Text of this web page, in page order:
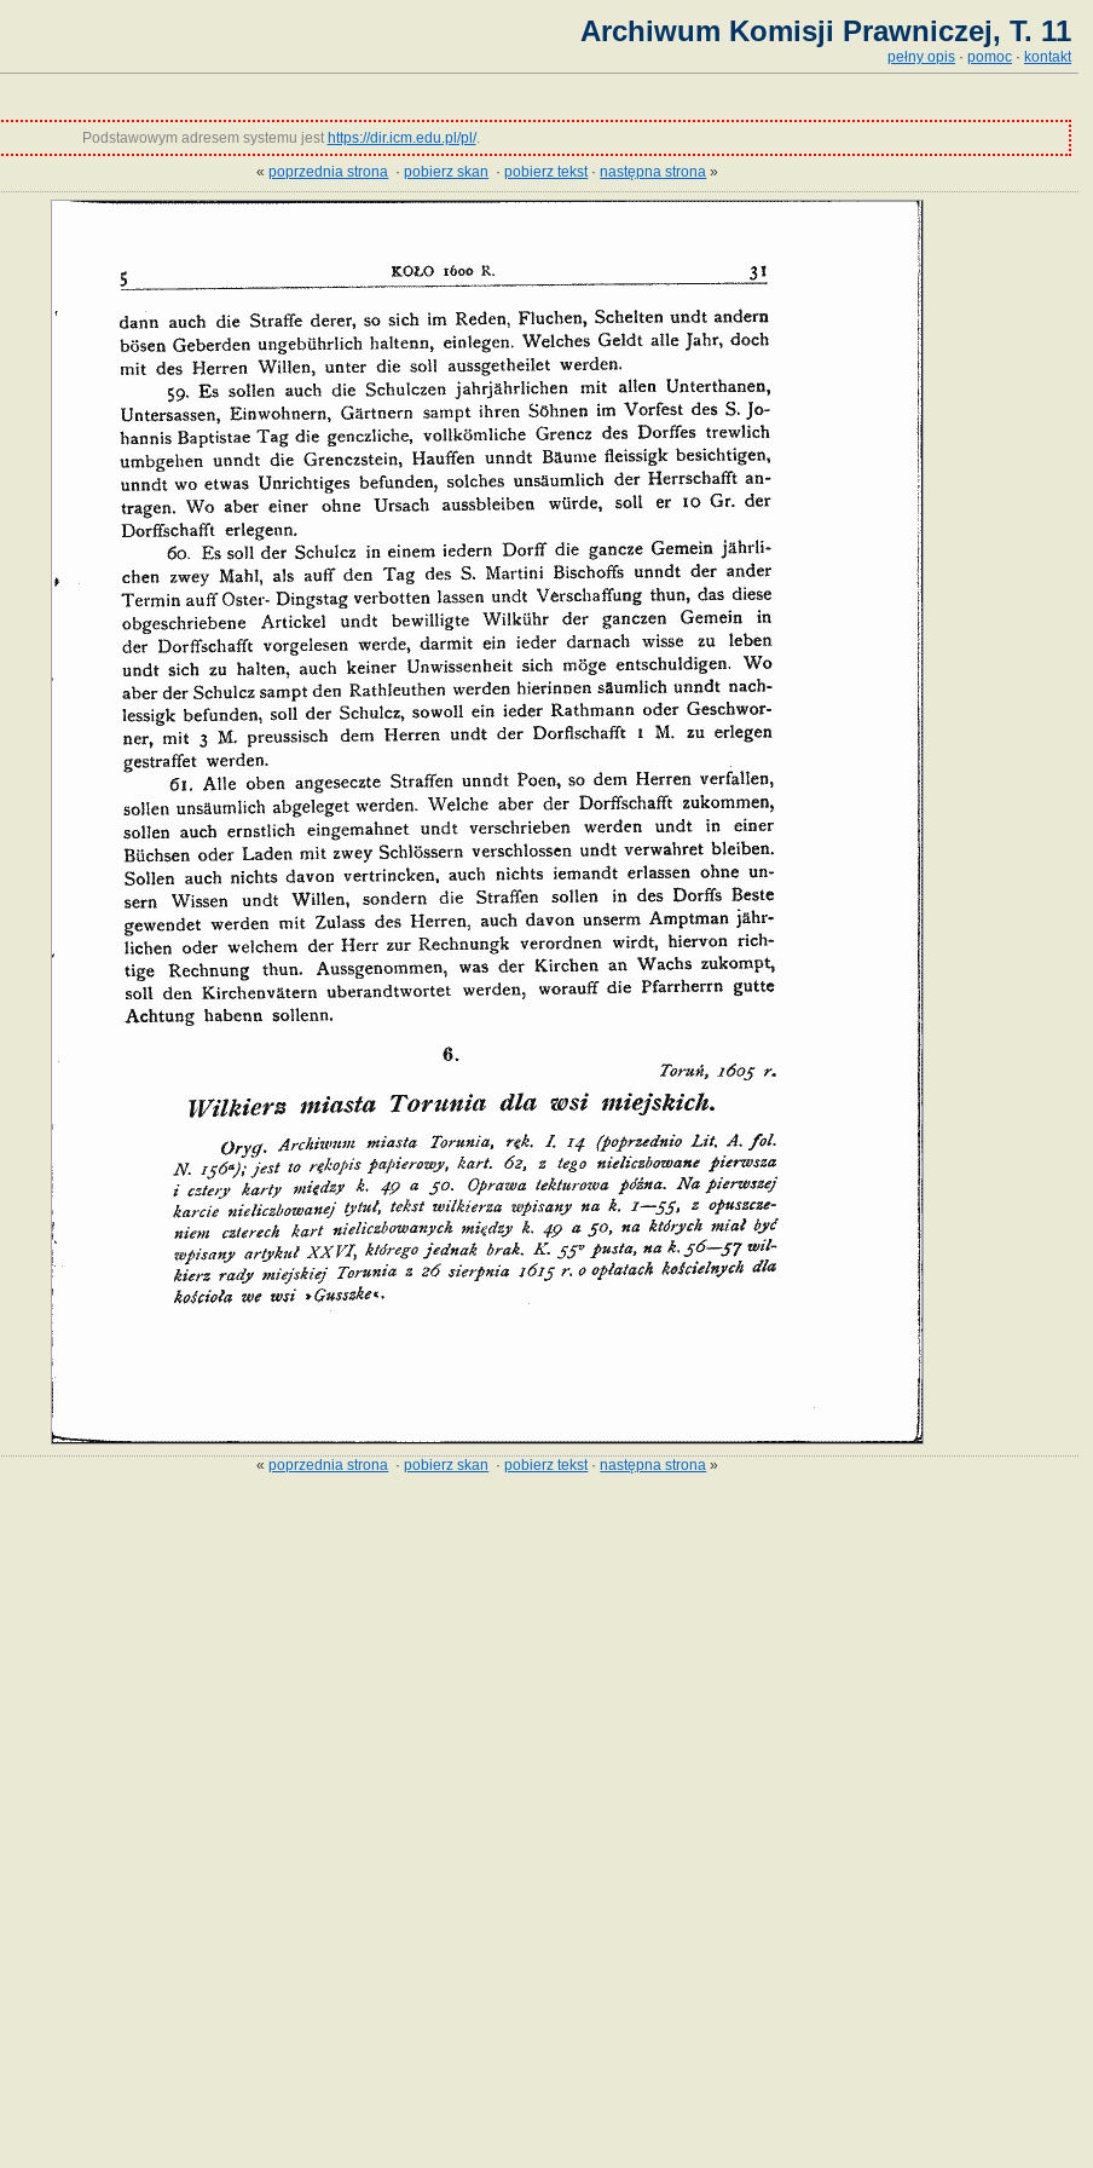
Archiwum Komisji Prawniczej, T. 11
pełny opis · pomoc · kontakt
Podstawowym adresem systemu jest https://dir.icm.edu.pl/pl/.
«poprzednia strona ·pobierz skan ·pobierz tekst·następna strona »
«poprzednia strona ·pobierz skan ·pobierz tekst·następna strona »